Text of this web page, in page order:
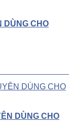
DÙNG CHO
DÙNG CHO